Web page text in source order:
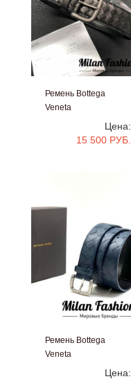
Ремень Bottega
Veneta
Цена:
15 500 РУБ.
Ремень Bottega
Veneta
Цена: